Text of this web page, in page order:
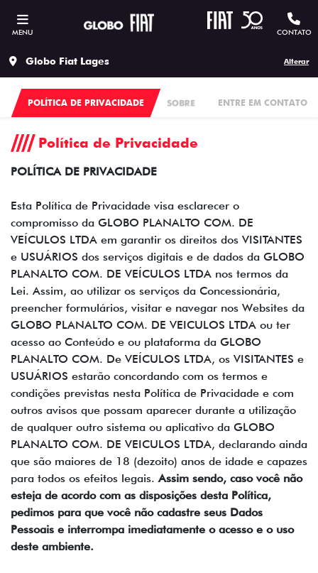
MENU CONTATO
Globo Fiat Lages Alterar
SOBRE ENTRE EM CONTATO
POLÍTICA DE PRIVACIDADE
Política de Privacidade
POLÍTICA DE PRIVACIDADE
Esta Política de Privacidade visa esclarecer o
compromisso da GLOBO PLANALTO COM. DE
VEÍCULOS LTDA em garantir os direitos dos VISITANTES
e USUÁRIOS dos serviços digitais e de dados da GLOBO
PLANALTO COM. DE VEÍCULOS LTDA nos termos da
Lei. Assim, ao utilizar os serviços da Concessionária,
preencher formulários, visitar e navegar nos Websites da
GLOBO PLANALTO COM. DE VEICULOS LTDA ou ter
acesso ao Conteúdo e ou plataforma da GLOBO
PLANALTO COM. De VEÍCULOS LTDA, os VISITANTES e
USUÁRIOS estarão concordando com os termos e
condições previstas nesta Política de Privacidade e com
outros avisos que possam aparecer durante a utilização
de qualquer outro sistema ou aplicativo da GLOBO
PLANALTO COM. DE VEICULOS LTDA, declarando ainda
que são maiores de 18 (dezoito) anos de idade e capazes
para todos os efeitos legais.Assim sendo, caso você não
esteja de acordo com as disposições desta Política,
pedimos para que você não cadastre seus Dados
Pessoais e interrompa imediatamente o acesso e o uso
deste ambiente.